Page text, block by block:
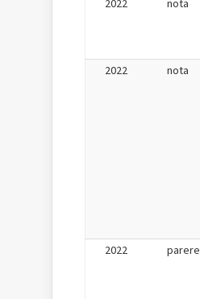
2022 nota
2022 nota
2022 parere